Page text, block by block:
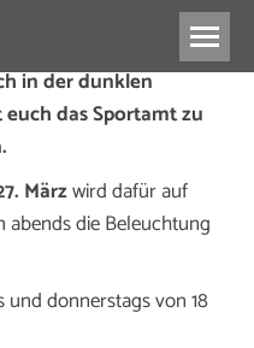
in der dunklen
das Sportamt zu
Märzwird dafür auf
die Beleuchtung
donnerstags von 18